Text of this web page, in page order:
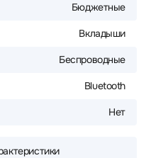
Бюджетные
Вкладыши
Беспроводные
Bluetooth
Нет